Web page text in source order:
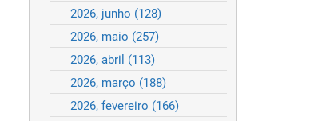
2026, junho (128)
2026, maio (257)
2026, abril (113)
2026, março (188)
2026, fevereiro (166)